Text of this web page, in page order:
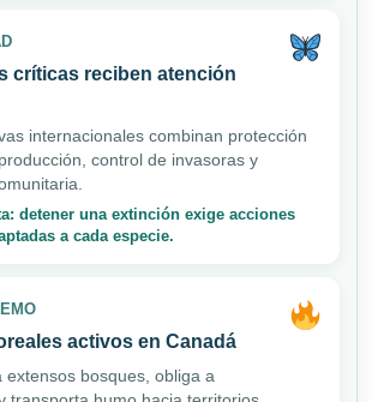
críticas reciben atención
internacionales combinan protección
control de invasoras y
detener una extinción exige acciones
a cada especie.
activos en Canadá
extensos bosques, obliga a